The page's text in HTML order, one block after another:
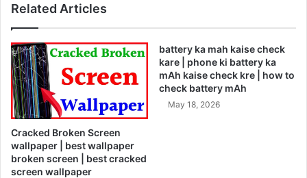
Related Articles
Cracked Broken Screen
wallpaper | best wallpaper
broken screen | best cracked
screen wallpaper
battery ka mah kaise check
kare | phone ki battery ka
mAh kaise check kre | how to
check battery mAh
May 18, 2026